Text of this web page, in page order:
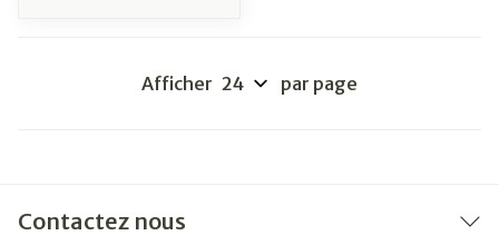
Afficher par page
Contactez nous